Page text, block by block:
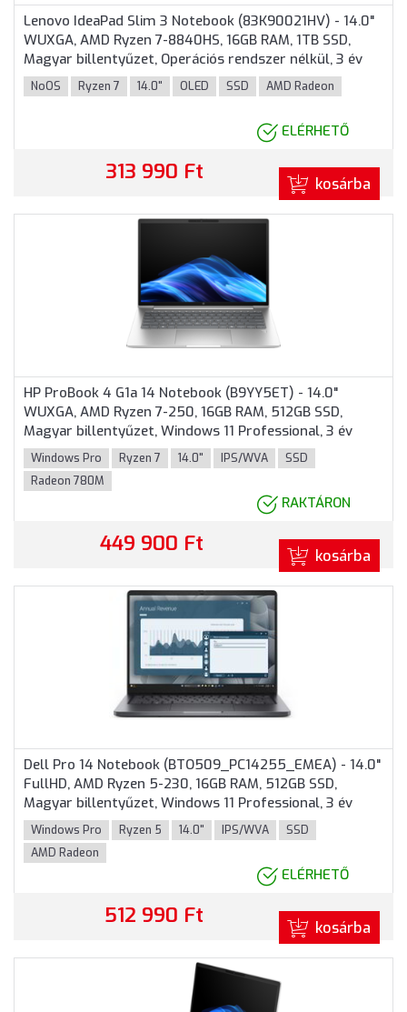
Lenovo IdeaPad Slim 3 Notebook (83K90021HV) - 14.0"
WUXGA, AMD Ryzen 7-8840HS, 16GB RAM, 1TB SSD,
Magyar billentyűzet, Operációs rendszer nélkül, 3 év
garancia, Kék színben
NoOS Ryzen 7 14.0" OLED SSD AMD Radeon
ELÉRHETŐ
313 990 Ft kosárba
HP ProBook 4 G1a 14 Notebook (B9YY5ET) - 14.0"
WUXGA, AMD Ryzen 7-250, 16GB RAM, 512GB SSD,
Magyar billentyűzet, Windows 11 Professional, 3 év
garancia, Ezüst színben
Windows Pro Ryzen 7 14.0" IPS/WVA
SSD
Radeon 780M
RAKTÁRON
449 900 Ft kosárba
Dell Pro 14 Notebook (BTO509_PC14255_EMEA) - 14.0"
FullHD, AMD Ryzen 5-230, 16GB RAM, 512GB SSD,
Magyar billentyűzet, Windows 11 Professional, 3 év
garancia, Grafitszürke színben
Windows Pro Ryzen 5 14.0" IPS/WVA
SSD
AMD Radeon
ELÉRHETŐ
512 990 Ft kosárba